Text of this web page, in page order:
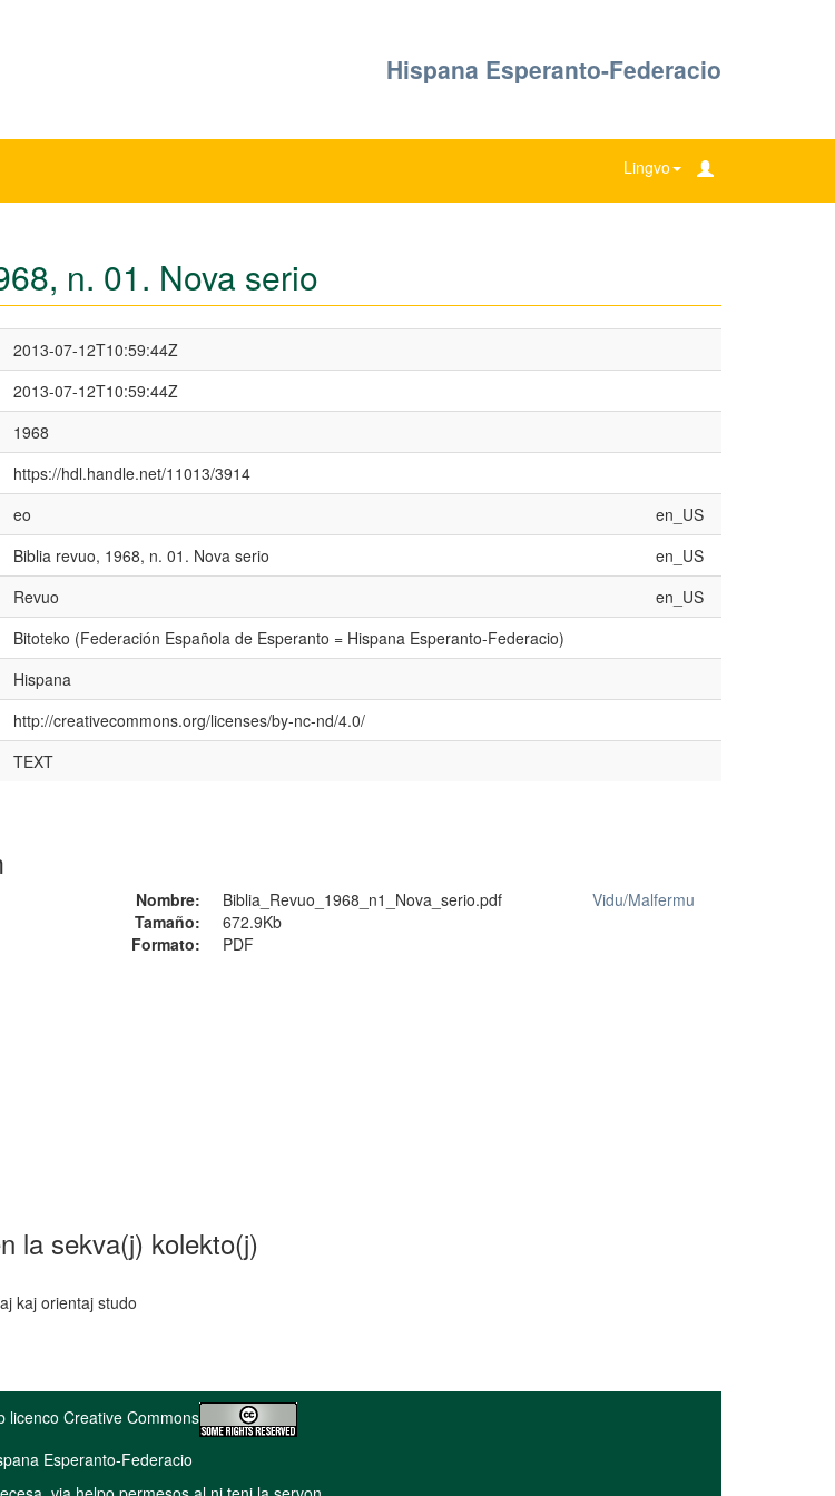
Hispana Esperanto-Federacio
Lingvo
n. 01. Nova serio
2013-07-12T10:59:44Z
2013-07-12T10:59:44Z
1968
https://hdl.handle.net/11013/3914
eo
en_US
Biblia revuo, 1968, n. 01. Nova serio
en_US
Revuo
en_US
Bitoteko (Federación Española de Esperanto = Hispana Esperanto-Federacio)
Hispana
http://creativecommons.org/licenses/by-nc-nd/4.0/
TEXT
Nombre:
Biblia_Revuo_1968_n1_Nova_serio.pdf
Tamaño:
672.9Kb
Formato:
PDF
Vidu/Malfermu
la sekva(j) kolekto(j)
kaj orientaj studo
licenco Creative Commons
Esperanto-Federacio